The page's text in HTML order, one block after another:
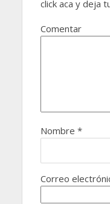
click aca y deja
Comentar
Nombre *
Correo